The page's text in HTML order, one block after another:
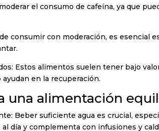
el consumo de cafeína, ya que
consumir con moderación, es esencial
Estos alimentos suelen tener bajo
ayudan en la recuperación.
una alimentación
Beber suficiente agua es crucial,
día y complementa con infusiones y